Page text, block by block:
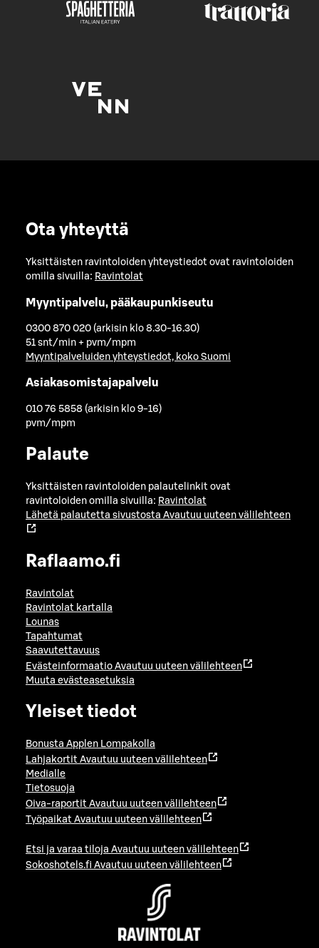
Ota yhteyttä
Yksittäisten ravintoloiden yhteystiedot ovat ravintoloiden
omilla sivuilla: Ravintolat
Myyntipalvelu, pääkaupunkiseutu
0300 870 020 (arkisin klo 8.30-16.30)
51 snt/min + pvm/mpm
Myyntipalveluiden yhteystiedot, koko Suomi
Asiakasomistajapalvelu
010 76 5858 (arkisin klo 9-16)
pvm/mpm
Palaute
Yksittäisten ravintoloiden palautelinkit ovat
ravintoloiden omilla sivuilla: Ravintolat
Lähetä palautetta sivustosta Avautuu uuteen välilehteen
Raflaamo.fi
Ravintolat
Ravintolat kartalla
Lounas
Tapahtumat
Saavutettavuus
Evästeinformaatio Avautuu uuteen välilehteen
Muuta evästeasetuksia
Yleiset tiedot
Bonusta Applen Lompakolla
Lahjakortit Avautuu uuteen välilehteen
Medialle
Tietosuoja
Oiva-raportit Avautuu uuteen välilehteen
Työpaikat Avautuu uuteen välilehteen
Etsi ja varaa tiloja Avautuu uuteen välilehteen
Sokoshotels.fi Avautuu uuteen välilehteen